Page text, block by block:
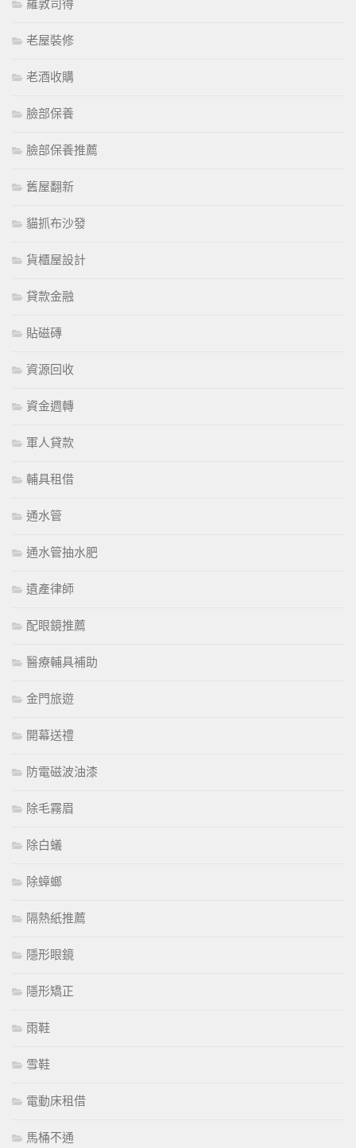
羅敦司得
老屋裝修
老酒收購
臉部保養
臉部保養推薦
舊屋翻新
貓抓布沙發
貨櫃屋設計
貸款金融
貼磁磚
資源回收
資金週轉
軍人貸款
輔具租借
通水管
通水管抽水肥
遺產律師
配眼鏡推薦
醫療輔具補助
金門旅遊
開幕送禮
防電磁波油漆
除毛霧眉
除白蟻
除蟑螂
隔熱紙推薦
隱形眼鏡
隱形矯正
雨鞋
雪鞋
電動床租借
馬桶不通